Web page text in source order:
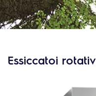
Essiccatoi